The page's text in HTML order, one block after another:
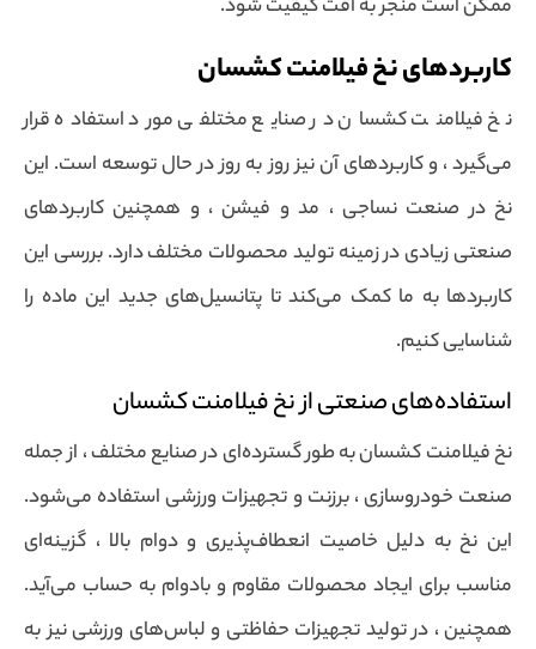
ممکن است منجر به افت کیفیت شود.
کاربردهای نخ فیلامنت کشسان
نخ فیلامنت کشسان در صنایع مختلفی مورد استفاده قرار
می‌گیرد ، و کاربردهای آن نیز روز به روز در حال توسعه است. این
نخ در صنعت نساجی ، مد و فیشن ، و همچنین کاربردهای
صنعتی زیادی در زمینه تولید محصولات مختلف دارد. بررسی این
کاربردها به ما کمک می‌کند تا پتانسیل‌های جدید این ماده را
شناسایی کنیم.
استفاده‌های صنعتی از نخ فیلامنت کشسان
نخ فیلامنت کشسان به طور گسترده‌ای در صنایع مختلف ، از جمله
صنعت خودروسازی ، برزنت و تجهیزات ورزشی استفاده می‌شود.
این نخ به دلیل خاصیت انعطاف‌پذیری و دوام بالا ، گزینه‌ای
مناسب برای ایجاد محصولات مقاوم و بادوام به حساب می‌آید.
همچنین ، در تولید تجهیزات حفاظتی و لباس‌های ورزشی نیز به